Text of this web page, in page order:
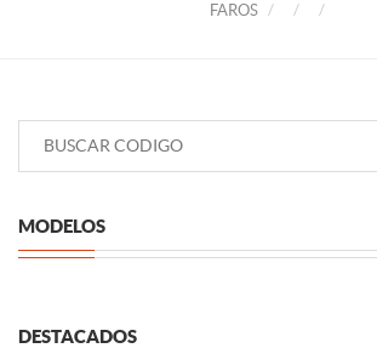
FAROS
MODELOS
DESTACADOS